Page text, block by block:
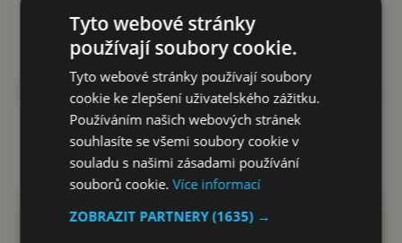
Translate je tady. Mohou za to
neuronové sítě
David Trlica 19.4.2017
Neuronová síť v praxi: SwiftKey
nabídne inteligentní predikce
Daniel Macho18.9.2016
Tyto webové stránky
používají soubory cookie.
Tyto webové stránky používají soubory
cookie ke zlepšení uživatelského zážitku.
Používáním našich webových stránek
souhlasíte se všemi soubory cookie v
souladu s našimi zásadami používání
souborů cookie.Více informací
ZOBRAZIT PARTNERY(1635) →